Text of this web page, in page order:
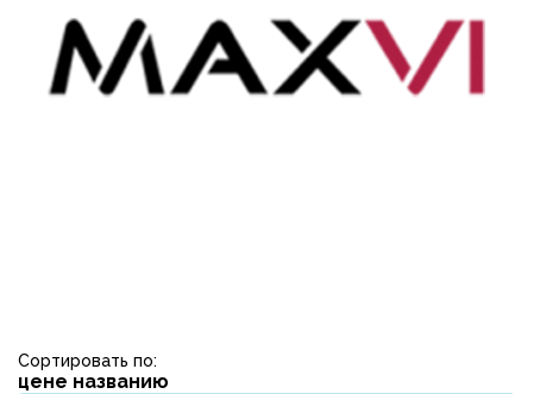
Сортировать по:
цене названию